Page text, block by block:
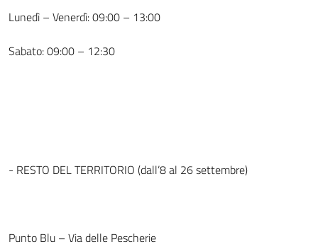
Lunedì – Venerdì: 09:00 – 13:00
Sabato: 09:00 – 12:30
- RESTO DEL TERRITORIO (dall’8 al 26 settembre)
Punto Blu – Via delle Pescherie